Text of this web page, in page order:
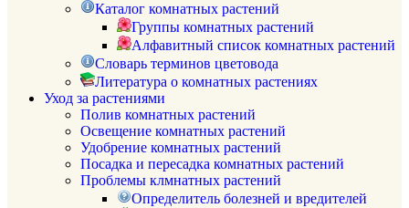
Каталог комнатных растений
Группы комнатных растений
Алфавитный список комнатных растений
Словарь терминов цветовода
Литература о комнатных растениях
Уход за растениями
Полив комнатных растений
Освещение комнатных растений
Удобрение комнатных растений
Посадка и пересадка комнатных растений
Проблемы клмнатных растений
Определитель болезней и вредителей